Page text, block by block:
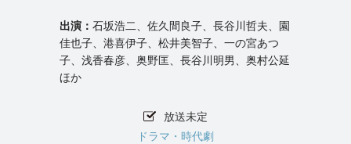
石坂浩二、佐久間良子、長谷川哲夫、園
佳也子、港喜伊子、松井美智子、一の宮あつ
子、浅香春彦、奥野匡、長谷川明男、奥村公延
ほか
放送未定
ドラマ・時代劇